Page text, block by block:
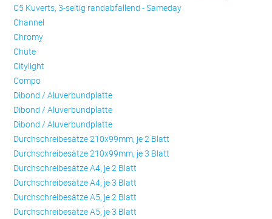
C5 Kuverts, 3-seitig randabfallend - Sameday
Channel
Chromy
Chute
Citylight
Compo
Dibond / Aluverbundplatte
Dibond / Aluverbundplatte
Dibond / Aluverbundplatte
Durchschreibesätze 210x99mm, je 2 Blatt
Durchschreibesätze 210x99mm, je 3 Blatt
Durchschreibesätze A4, je 2 Blatt
Durchschreibesätze A4, je 3 Blatt
Durchschreibesätze A5, je 2 Blatt
Durchschreibesätze A5, je 3 Blatt